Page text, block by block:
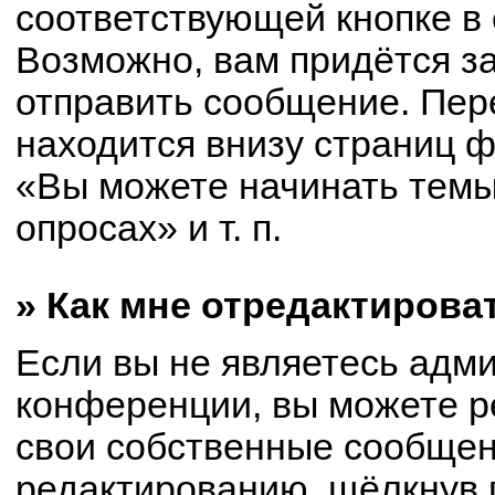
соответствующей кнопке
Возможно, вам придётся
отправить сообщение.
находится внизу
«Вы можете начинать
опросах» и т. п.
» Как мне
Если вы не являетесь
конференции, вы можете
свои собственные